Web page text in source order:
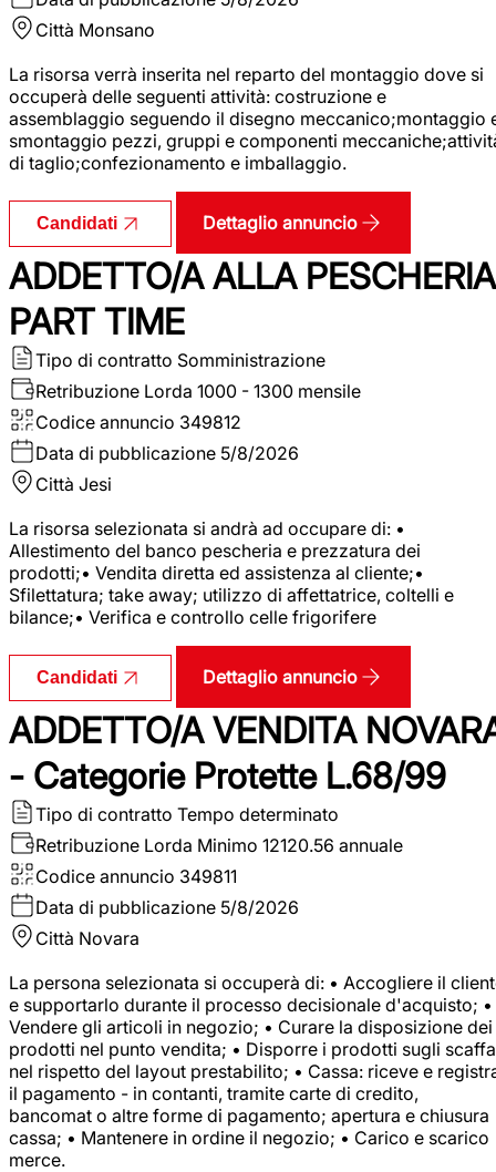
Città Monsano
La risorsa verrà inserita nel reparto del montaggio dove si
occuperà delle seguenti attività: costruzione e
assemblaggio seguendo il disegno meccanico;montaggio
smontaggio pezzi, gruppi e componenti
di taglio;confezionamento e imballaggio.
Candidati Dettaglio annuncio
ADDETTO/A ALLA PESCHERIA
PART TIME
Tipo di contratto Somministrazione
Retribuzione Lorda 1000 - 1300 mensile
Codice annuncio 349812
Data di pubblicazione 5/8/2026
Città Jesi
La risorsa selezionata si andrà ad occupare di: •
Allestimento del banco pescheria e prezzatura dei
prodotti;• Vendita diretta ed assistenza al cliente;•
Sfilettatura; take away; utilizzo di affettatrice, coltelli e
bilance;• Verifica e controllo celle frigorifere
Candidati Dettaglio annuncio
ADDETTO/A VENDITA
- Categorie Protette L.68/99
Tipo di contratto Tempo determinato
Retribuzione Lorda Minimo 12120.56 annuale
Codice annuncio 349811
Data di pubblicazione 5/8/2026
Città Novara
La persona selezionata si occuperà di: • Accogliere il
e supportarlo durante il processo decisionale d'acquisto; •
Vendere gli articoli in negozio; • Curare la disposizione dei
prodotti nel punto vendita; • Disporre i prodotti sugli
nel rispetto del layout prestabilito; • Cassa: riceve e
il pagamento - in contanti, tramite carte di credito,
bancomat o altre forme di pagamento; apertura e chiusura
cassa; • Mantenere in ordine il negozio; • Carico e scarico
merce.